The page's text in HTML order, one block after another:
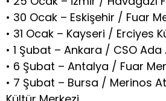
• 30 Ocak – Eskişehir / Fuar
• 31 Ocak – Kayseri / Erciyes
• 1 Şubat – Ankara / CSO
• 6 Şubat – Antalya / Fuar
• 7 Şubat – Bursa / Merinos